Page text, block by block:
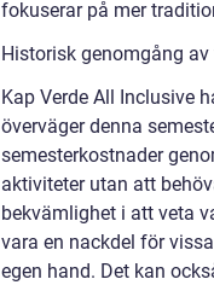
fokuserar på mer
Historisk genomgång
Kap Verde All Inclusive
överväger denna
semesterkostnader
aktiviteter utan att
bekvämlighet i att veta
vara en nackdel för
egen hand. Det kan